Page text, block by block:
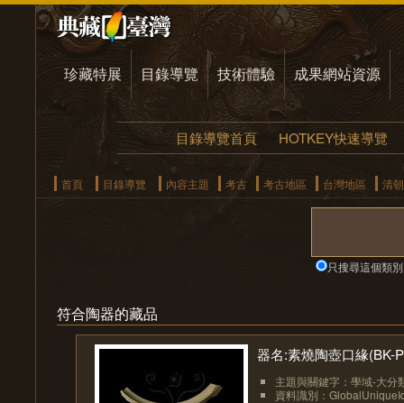
珍藏特展 目錄導覽 技術體驗 成果網站資源
目錄導覽首頁 HOTKEY快速導覽
首頁 目錄導覽 內容主題 考古 考古地區 台灣地區 清
只搜尋這個類別
符合陶器的藏品
器名:素燒陶壺口緣(BK-
主題與關鍵字：學域-大分
資料識別：